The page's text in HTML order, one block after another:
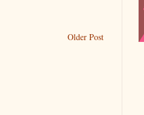
Older Post